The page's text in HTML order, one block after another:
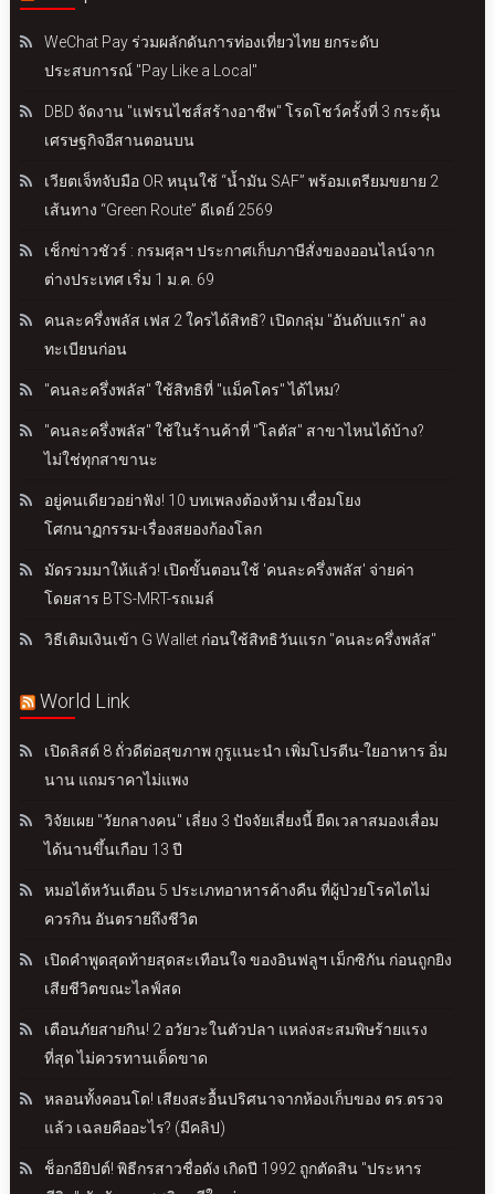
WeChat Pay ร่วมผลักดันการท่องเที่ยวไทย ยกระดับ
ประสบการณ์ "Pay Like a Local"
DBD จัดงาน "แฟรนไชส์สร้างอาชีพ" โรดโชว์ครั้งที่ 3 กระตุ้น
เศรษฐกิจอีสานตอนบน
เวียตเจ็ทจับมือ OR หนุนใช้ “น้ำมัน SAF” พร้อมเตรียมขยาย 2
เส้นทาง “Green Route” ดีเดย์ 2569
เช็กข่าวชัวร์ : กรมศุลฯ ประกาศเก็บภาษีสั่งของออนไลน์จาก
ต่างประเทศ เริ่ม 1 ม.ค. 69
คนละครึ่งพลัส เฟส 2 ใครได้สิทธิ? เปิดกลุ่ม "อันดับแรก" ลง
ทะเบียนก่อน
"คนละครึ่งพลัส" ใช้สิทธิที่ "แม็คโคร" ได้ไหม?
"คนละครึ่งพลัส" ใช้ในร้านค้าที่ "โลตัส" สาขาไหนได้บ้าง?
ไม่ใช่ทุกสาขานะ
อยู่คนเดียวอย่าฟัง! 10 บทเพลงต้องห้าม เชื่อมโยง
โศกนาฏกรรม-เรื่องสยองก้องโลก
มัดรวมมาให้แล้ว! เปิดขั้นตอนใช้ 'คนละครึ่งพลัส' จ่ายค่า
โดยสาร BTS-MRT-รถเมล์
วิธีเติมเงินเข้า G Wallet ก่อนใช้สิทธิวันแรก "คนละครึ่งพลัส"
World Link
เปิดลิสต์ 8 ถั่วดีต่อสุขภาพ กูรูแนะนำ เพิ่มโปรตีน-ใยอาหาร อิ่ม
นาน แถมราคาไม่แพง
วิจัยเผย "วัยกลางคน" เลี่ยง 3 ปัจจัยเสี่ยงนี้ ยืดเวลาสมองเสื่อม
ได้นานขึ้นเกือบ 13 ปี
หมอไต้หวันเตือน 5 ประเภทอาหารค้างคืน ที่ผู้ป่วยโรคไตไม่
ควรกิน อันตรายถึงชีวิต
เปิดคำพูดสุดท้ายสุดสะเทือนใจ ของอินฟลูฯ เม็กซิกัน ก่อนถูกยิง
เสียชีวิตขณะไลฟ์สด
เตือนภัยสายกิน! 2 อวัยวะในตัวปลา แหล่งสะสมพิษร้ายแรง
ที่สุด ไม่ควรทานเด็ดขาด
หลอนทั้งคอนโด! เสียงสะอื้นปริศนาจากห้องเก็บของ ตร.ตรวจ
แล้ว เฉลยคืออะไร? (มีคลิป)
ช็อกอียิปต์! พิธีกรสาวชื่อดัง เกิดปี 1992 ถูกตัดสิน "ประหาร